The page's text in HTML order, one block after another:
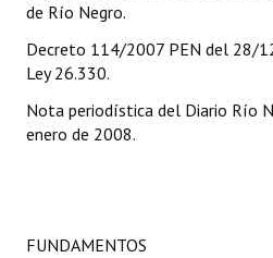
DOCUMENTOS
Informes de Gestión
de Río Negro.
Decreto 114/2007 PEN del 28/
Ley 26.330.
Nota periodística del Diario Río
enero de 2008.
FUNDAMENTOS